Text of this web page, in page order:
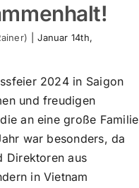
Januar 14th,
2024 in Saigon
und freudigen
an eine große Familie
war besonders, da
Direktoren aus
in Vietnam
Austausch:
bei VMT Solutions!